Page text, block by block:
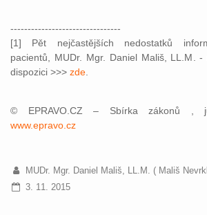
--------------------------------
[1] Pět nejčastějších nedostatků
pacientů, MUDr. Mgr. Daniel Mališ, LL.M.
dispozici >>> zde
© EPRAVO.CZ – Sbírka zákonů ,
www.epravo.cz
MUDr. Mgr. Daniel Mališ, LL.M. ( Mališ
3. 11. 2015